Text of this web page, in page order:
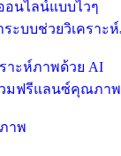
อนไลน์แบบไวๆ
าะห์ภาพด้วย AI
าพ